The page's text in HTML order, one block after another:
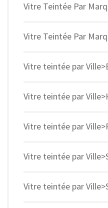
Vitre Teintée Par
Vitre Teintée Par
Vitre teintée par
Vitre teintée par
Vitre teintée par
Vitre teintée par
Vitre teintée par